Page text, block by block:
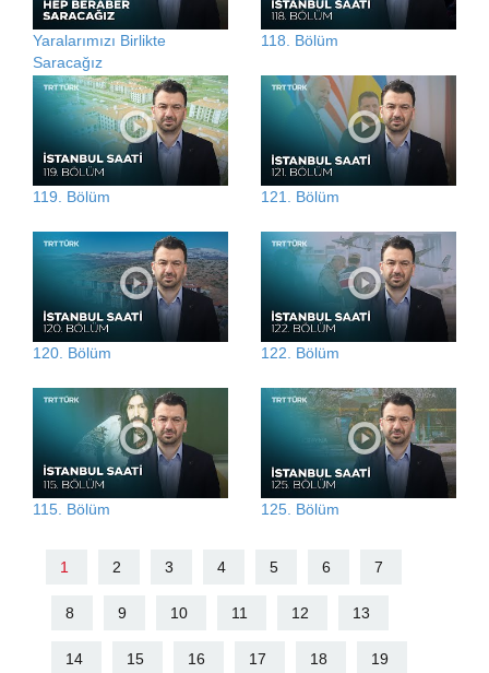
Yaralarımızı Birlikte
Saracağız
118. Bölüm
119. Bölüm 121. Bölüm
120. Bölüm 122. Bölüm
115. Bölüm 125. Bölüm
1 2 3 4 5 6 7
8 9 10 11 12 13
14 15 16 17 18 19